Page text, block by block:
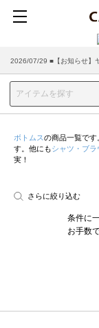
2026/07/29 ■【お知らせ】
ボトムスの商品一覧です
す。他にもシャツ・ブラ
実！
さらに絞り込む
条件に
お手数